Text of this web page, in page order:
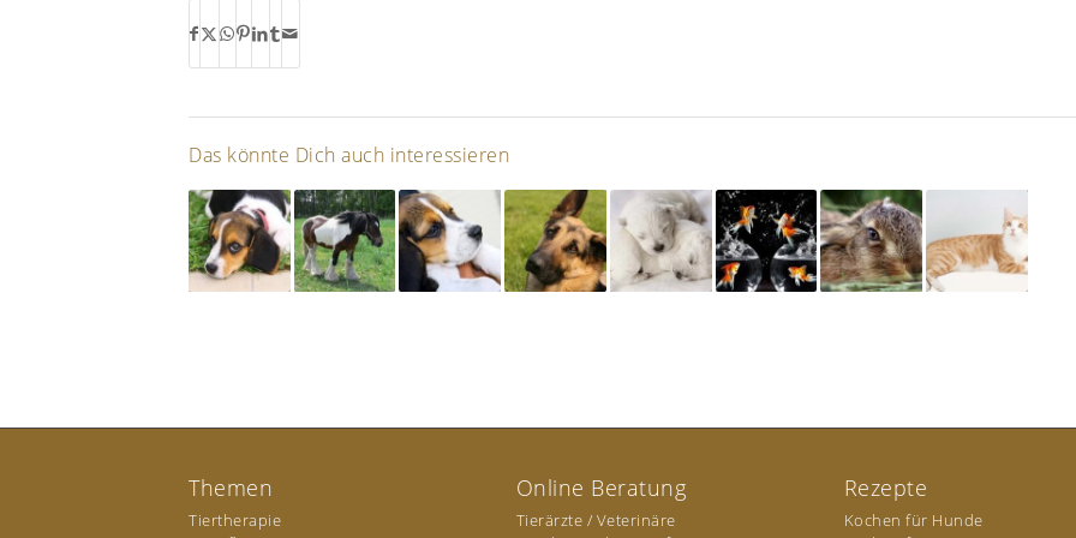
Das könnte Dich auch interessieren
Themen
Tiertherapie
Online Beratung
Tierärzte / Veterinäre
Rezepte
Kochen für Hunde